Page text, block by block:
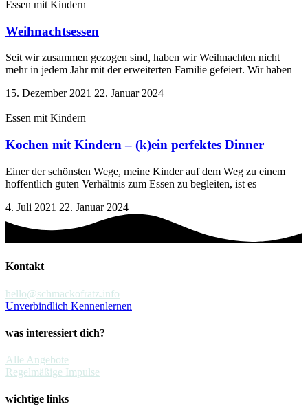
Essen mit Kindern
Weihnachtsessen
Seit wir zusammen gezogen sind, haben wir Weihnachten nicht
mehr in jedem Jahr mit der erweiterten Familie gefeiert. Wir haben
15. Dezember 2021 22. Januar 2024
Essen mit Kindern
Kochen mit Kindern – (k)ein perfektes Dinner
Einer der schönsten Wege, meine Kinder auf dem Weg zu einem
hoffentlich guten Verhältnis zum Essen zu begleiten, ist es
4. Juli 2021 22. Januar 2024
Kontakt
hello@schmackofratz.info
Unverbindlich Kennenlernen
was interessiert dich?
Alle Angebote
Regelmäßige Impulse
wichtige links